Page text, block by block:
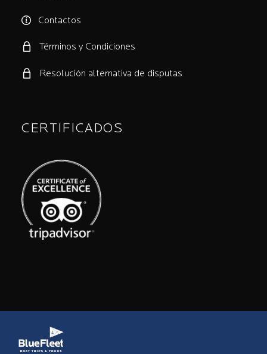
Contactos
Términos y Condiciones
Resolución alternativa de disputas
CERTIFICADOS